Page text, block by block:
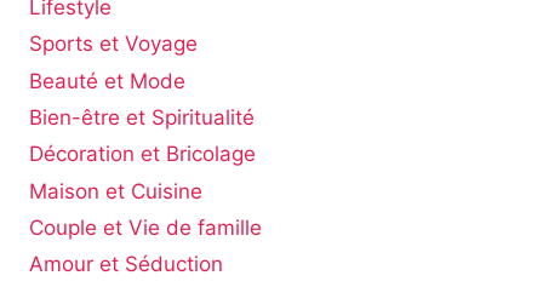
Lifestyle
Sports et Voyage
Beauté et Mode
Bien-être et Spiritualité
Décoration et Bricolage
Maison et Cuisine
Couple et Vie de famille
Amour et Séduction